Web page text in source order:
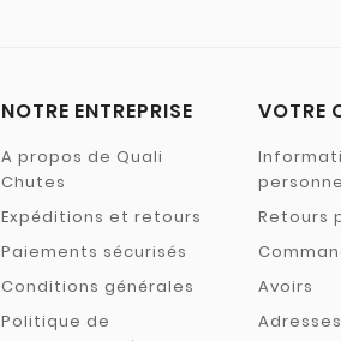
NOTRE ENTREPRISE
A propos de Quali
Chutes
Expéditions et retours
Paiements sécurisés
Conditions générales
Politique de
VOTRE
Retours
Avoirs
Adresses